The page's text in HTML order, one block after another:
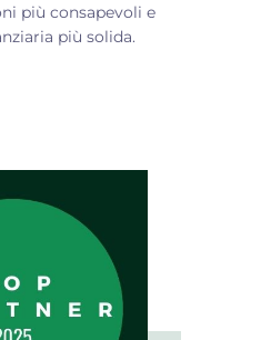
più consapevoli e
più solida.